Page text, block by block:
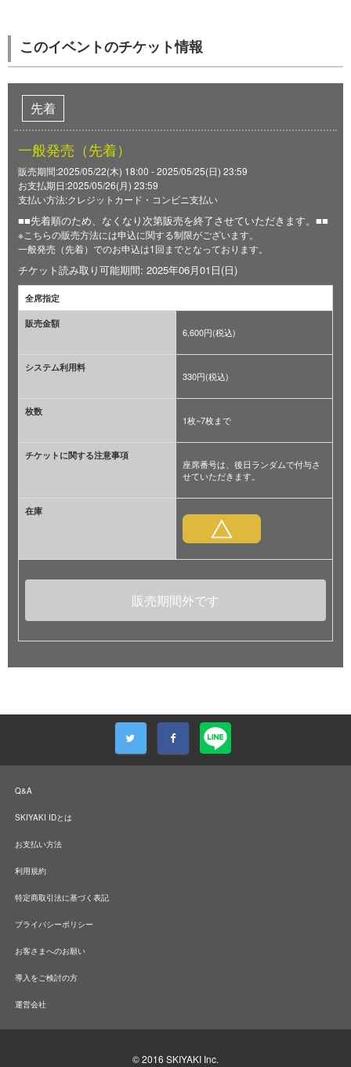
このイベントのチケット情報
先着
一般発売（先着）
販売期間:2025/05/22(木) 18:00 - 2025/05/25(日) 23:59
お支払期日:2025/05/26(月) 23:59
支払い方法:クレジットカード・コンビニ支払い
■■先着順のため、なくなり次第販売を終了させていただきます。■■
※こちらの販売方法には申込に関する制限がございます。
一般発売（先着）でのお申込は1回までとなっております。
チケット読み取り可能期間: 2025年06月01日(日)
全席指定
販売金額
6,600円(税込)
システム利用料
330円(税込)
枚数
1枚~7枚まで
チケットに関する注意事項
座席番号は、後日ランダムで付与さ
せていただきます。
在庫
販売期間外です
Q&A
SKIYAKI IDとは
お支払い方法
利用規約
特定商取引法に基づく表記
プライバシーポリシー
お客さまへのお願い
導入をご検討の方
運営会社
© 2016 SKIYAKI Inc.